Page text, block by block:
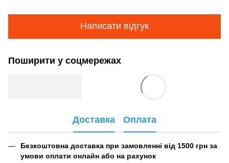
Написати відгук
Поширити у соцмережах
Доставка Оплата
Безкоштовна доставка при замовленні від 1500 грн за
умови оплати онлайн або на рахунок